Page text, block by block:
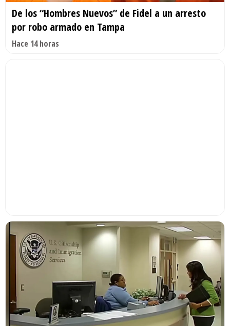
De los “Hombres Nuevos” de Fidel a un arresto
por robo armado en Tampa
Hace 14 horas